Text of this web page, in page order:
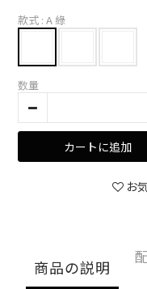
款式 : A 綠
数量
カートに追加
お
商品の説明